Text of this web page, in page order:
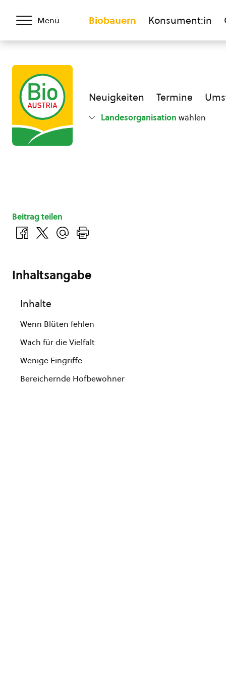
Menü Biobauern Konsument:in
Neuigkeiten Termine
Landesorganisation wählen
Beitrag teilen
Inhaltsangabe
Inhalte
Wenn Blüten fehlen
Wach für die Vielfalt
Wenige Eingriffe
Bereichernde Hofbewohner